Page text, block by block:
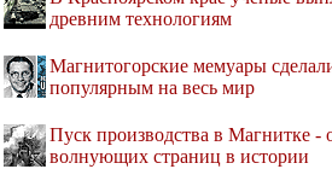
древним технологиям
Магнитогорские мемуары
популярным на весь мир
Пуск производства в Магнитке -
волнующих страниц в истории